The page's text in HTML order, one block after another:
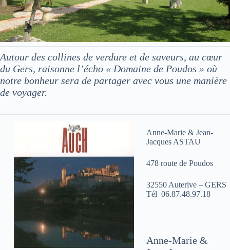
Autour des collines de verdure et de saveurs, au cœur
du Gers, raisonne l’écho « Domaine de Poudos » où
notre bonheur sera de partager avec vous une manière
de voyager.
Anne-Marie & Jean-
Jacques ASTAU
478 route de Poudos
32550 Auterive – GERS
Tél 06.87.48.97.18
Anne-Marie &